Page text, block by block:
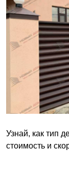
Узнай, как тип
стоимость и